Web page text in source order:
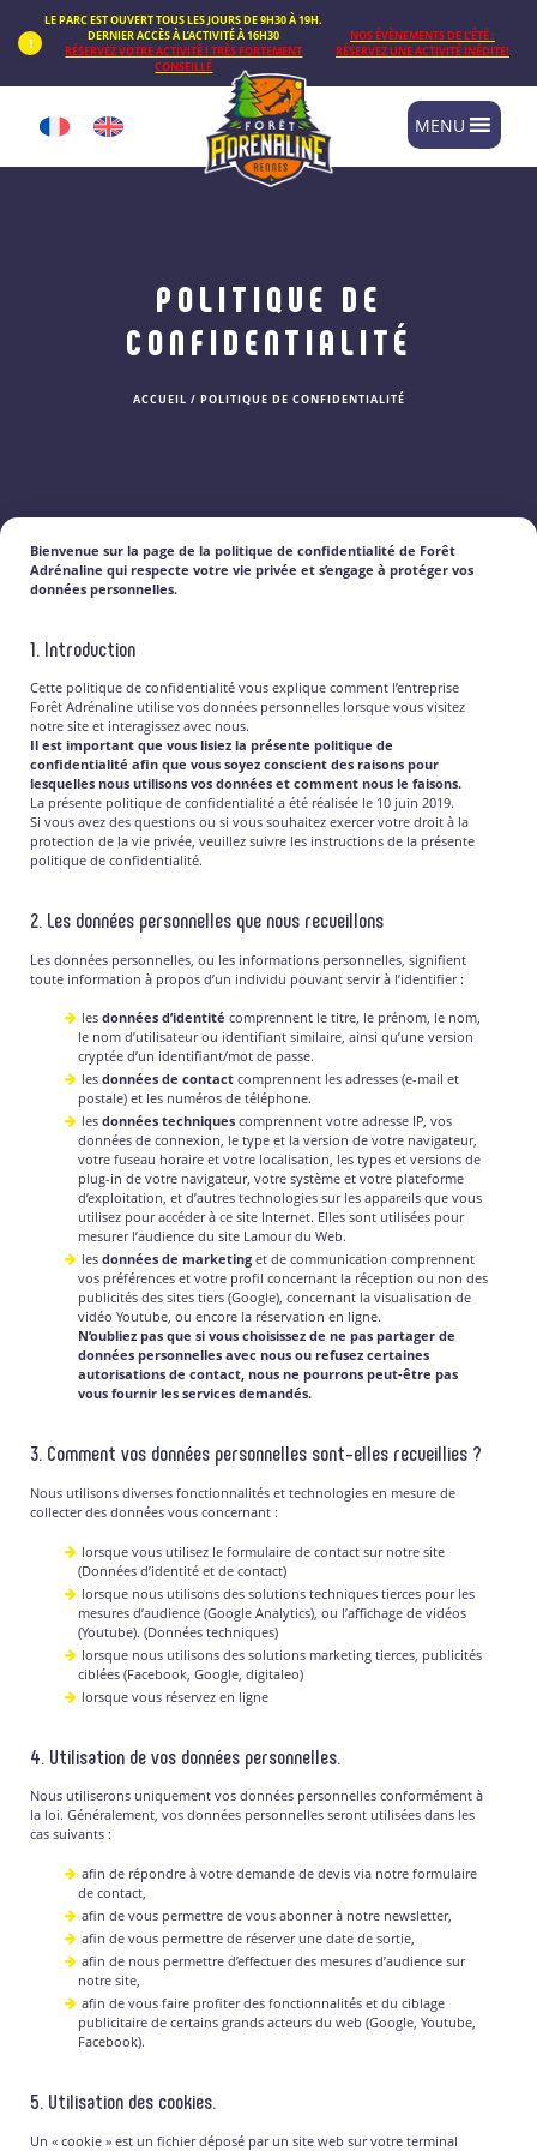
LE PARC EST OUVERT TOUS LES JOURS DE 9H30 À 19H.
DERNIER ACCÈS À L’ACTIVITÉ À 16H30
RÉSERVEZ VOTRE ACTIVITÉ ! TRÈS FORTEMENT
CONSEILLÉ
NOS ÉVÈNEMENTS DE L’ÉTÉ :
RÉSERVEZ UNE ACTIVITÉ INÉDITE!
MENU
POLITIQUE DE
CONFIDENTIALITÉ
ACCUEIL / POLITIQUE DE CONFIDENTIALITÉ
Bienvenue sur la page de la politique de confidentialité de Forêt
Adrénaline qui respecte votre vie privée et s’engage à protéger vos
données personnelles.
1. Introduction
Cette politique de confidentialité vous explique comment l’entreprise
Forêt Adrénaline utilise vos données personnelles lorsque vous visitez
notre site et interagissez avec nous.
Il est important que vous lisiez la présente politique de
confidentialité afin que vous soyez conscient des raisons pour
lesquelles nous utilisons vos données et comment nous le faisons.
La présente politique de confidentialité a été réalisée le 10 juin 2019.
Si vous avez des questions ou si vous souhaitez exercer votre droit à la
protection de la vie privée, veuillez suivre les instructions de la présente
politique de confidentialité.
2. Les données personnelles que nous recueillons
Les données personnelles, ou les informations personnelles, signifient
toute information à propos d’un individu pouvant servir à l’identifier :
les données d’identité comprennent le titre, le prénom, le nom,
le nom d’utilisateur ou identifiant similaire, ainsi qu’une version
cryptée d’un identifiant/mot de passe.
les données de contact comprennent les adresses (e-mail et
postale) et les numéros de téléphone.
les données techniques comprennent votre adresse IP, vos
données de connexion, le type et la version de votre navigateur,
votre fuseau horaire et votre localisation, les types et versions de
plug-in de votre navigateur, votre système et votre plateforme
d’exploitation, et d’autres technologies sur les appareils que vous
utilisez pour accéder à ce site Internet. Elles sont utilisées pour
mesurer l’audience du site Lamour du Web.
les données de marketing et de communication comprennent
vos préférences et votre profil concernant la réception ou non des
publicités des sites tiers (Google), concernant la visualisation de
vidéo Youtube, ou encore la réservation en ligne.
N’oubliez pas que si vous choisissez de ne pas partager de
données personnelles avec nous ou refusez certaines
autorisations de contact, nous ne pourrons peut-être pas
vous fournir les services demandés.
3. Comment vos données personnelles sont-elles recueillies ?
Nous utilisons diverses fonctionnalités et technologies en mesure de
collecter des données vous concernant :
lorsque vous utilisez le formulaire de contact sur notre site
(Données d’identité et de contact)
lorsque nous utilisons des solutions techniques tierces pour les
mesures d’audience (Google Analytics), ou l’affichage de vidéos
(Youtube). (Données techniques)
lorsque nous utilisons des solutions marketing tierces, publicités
ciblées (Facebook, Google, digitaleo)
lorsque vous réservez en ligne
4. Utilisation de vos données personnelles.
Nous utiliserons uniquement vos données personnelles conformément à
la loi. Généralement, vos données personnelles seront utilisées dans les
cas suivants :
afin de répondre à votre demande de devis via notre formulaire
de contact,
afin de vous permettre de vous abonner à notre newsletter,
afin de vous permettre de réserver une date de sortie,
afin de nous permettre d’effectuer des mesures d’audience sur
notre site,
afin de vous faire profiter des fonctionnalités et du ciblage
publicitaire de certains grands acteurs du web (Google, Youtube,
Facebook).
5. Utilisation des cookies.
Un « cookie » est un fichier déposé par un site web sur votre terminal
Panneau de gestion des cookies